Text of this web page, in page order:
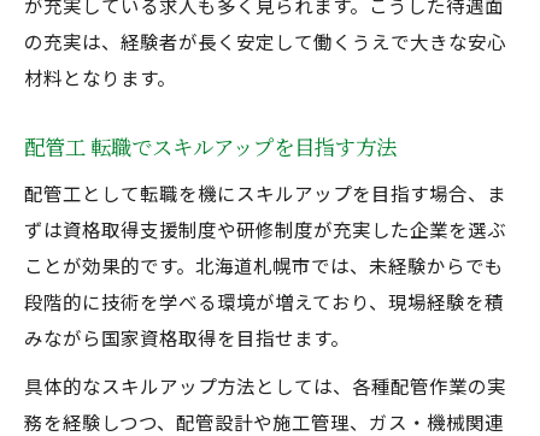
の充実は、経験者が長く安定して働くうえで大きな安心
材料となります。
配管工 転職でスキルアップを目指す方法
配管工として転職を機にスキルアップを目指す場合、ま
ずは資格取得支援制度や研修制度が充実した企業を選ぶ
ことが効果的です。北海道札幌市では、未経験からでも
段階的に技術を学べる環境が増えており、現場経験を積
みながら国家資格取得を目指せます。
具体的なスキルアップ方法としては、各種配管作業の実
務を経験しつつ、配管設計や施工管理、ガス・機械関連